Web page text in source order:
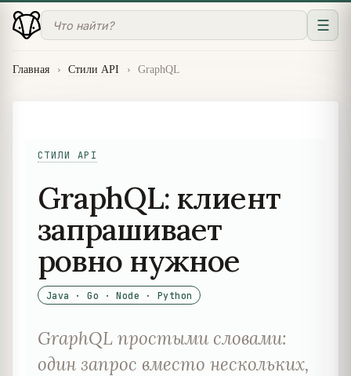
☰
Главная › Стили API › GraphQL
СТИЛИ API
GraphQL: клиент
запрашивает
ровно нужное
Java · Go · Node · Python
GraphQL простыми словами:
один запрос вместо нескольких,